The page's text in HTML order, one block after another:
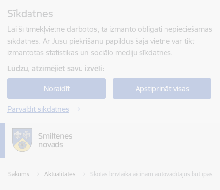
Sīkdatnes
Lai šī tīmekļvietne darbotos, tā izmanto obligāti nepieciešamās
sīkdatnes. Ar Jūsu piekrišanu papildus šajā vietnē var tikt
izmantotas statistikas un sociālo mediju sīkdatnes.
Lūdzu, atzīmējiet savu izvēli:
Noraidīt Apstiprināt visas
Pārvaldīt sīkdatnes
Sākums Aktualitātes Skolas brīvlaikā aicinām autovadītājus būt